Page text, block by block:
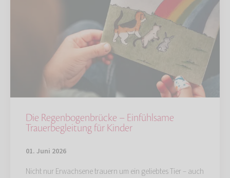
Die Regenbogenbrücke – Einfühlsame
Trauerbegleitung für Kinder
01. Juni 2026
Nicht nur Erwachsene trauern um ein geliebtes Tier – auch